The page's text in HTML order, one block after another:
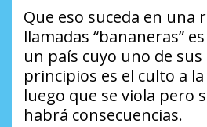
Que eso suceda en una
llamadas “bananeras”
un país cuyo uno de
principios es el culto a
luego que se viola pero
habrá consecuencias.